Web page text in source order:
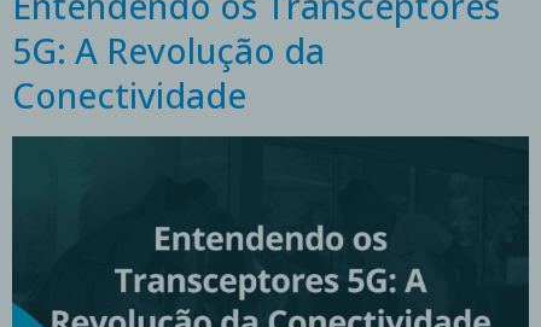
5G: A Revolução da
Conectividade